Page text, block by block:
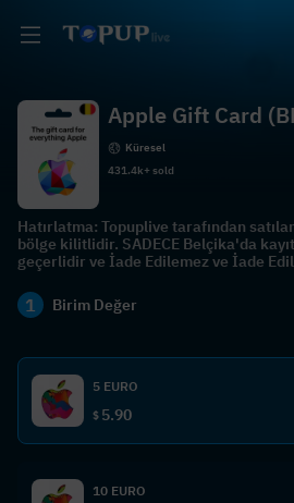
Apple Gift Card
Küresel
431.4k+ sold
Hatırlatma: Topuplive tarafından
bölge kilitlidir. SADECE Belçika'da
geçerlidir ve İade Edilemez ve İade
1 Birim Değer
5 EURO
$ 5.90
10 EURO